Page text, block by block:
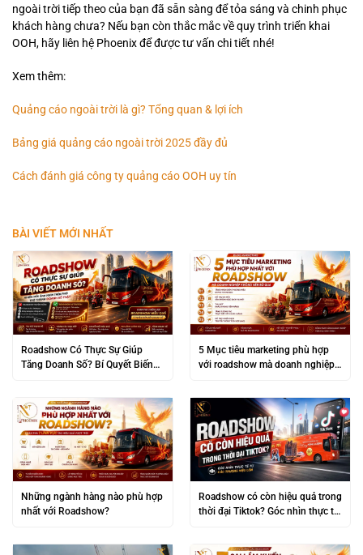
ngoài trời tiếp theo của bạn đã sẵn sàng để tỏa sáng và chinh phục
khách hàng chưa? Nếu bạn còn thắc mắc về quy trình triển khai
OOH, hãy liên hệ Phoenix để được tư vấn chi tiết nhé!
Xem thêm:
Quảng cáo ngoài trời là gì? Tổng quan & lợi ích
Bảng giá quảng cáo ngoài trời 2025 đầy đủ
Cách đánh giá công ty quảng cáo OOH uy tín
BÀI VIẾT MỚI NHẤT
Roadshow Có Thực Sự Giúp
Tăng Doanh Số? Bí Quyết Biến
5 Mục tiêu marketing phù hợp
với roadshow mà doanh nghiệp
Những ngành hàng nào phù hợp
nhất với Roadshow?
Roadshow có còn hiệu quả trong
thời đại Tiktok? Góc nhìn thực tế